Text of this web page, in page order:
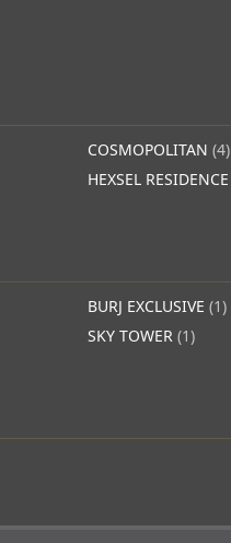
COSMOPOLITAN (4)
HEXSEL RESIDENCE
BURJ EXCLUSIVE (1)
SKY TOWER (1)